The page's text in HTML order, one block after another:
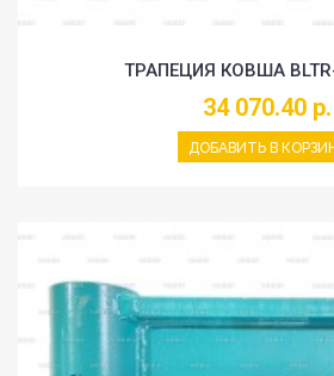
ТРАПЕЦИЯ КОВША
34 070.40 р.
ДОБАВИТЬ В